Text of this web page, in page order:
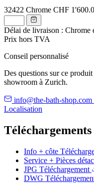
32422 Chrome CHF
Délai de livraison : Chrome
Prix hors TVA
Conseil personnalisé
Des questions sur ce
showroom à Zurich.
info@the-bath-shop.com
Localisation
Téléchargements
Info + côte
Service + Pièces
JPG Téléchargement
DWG